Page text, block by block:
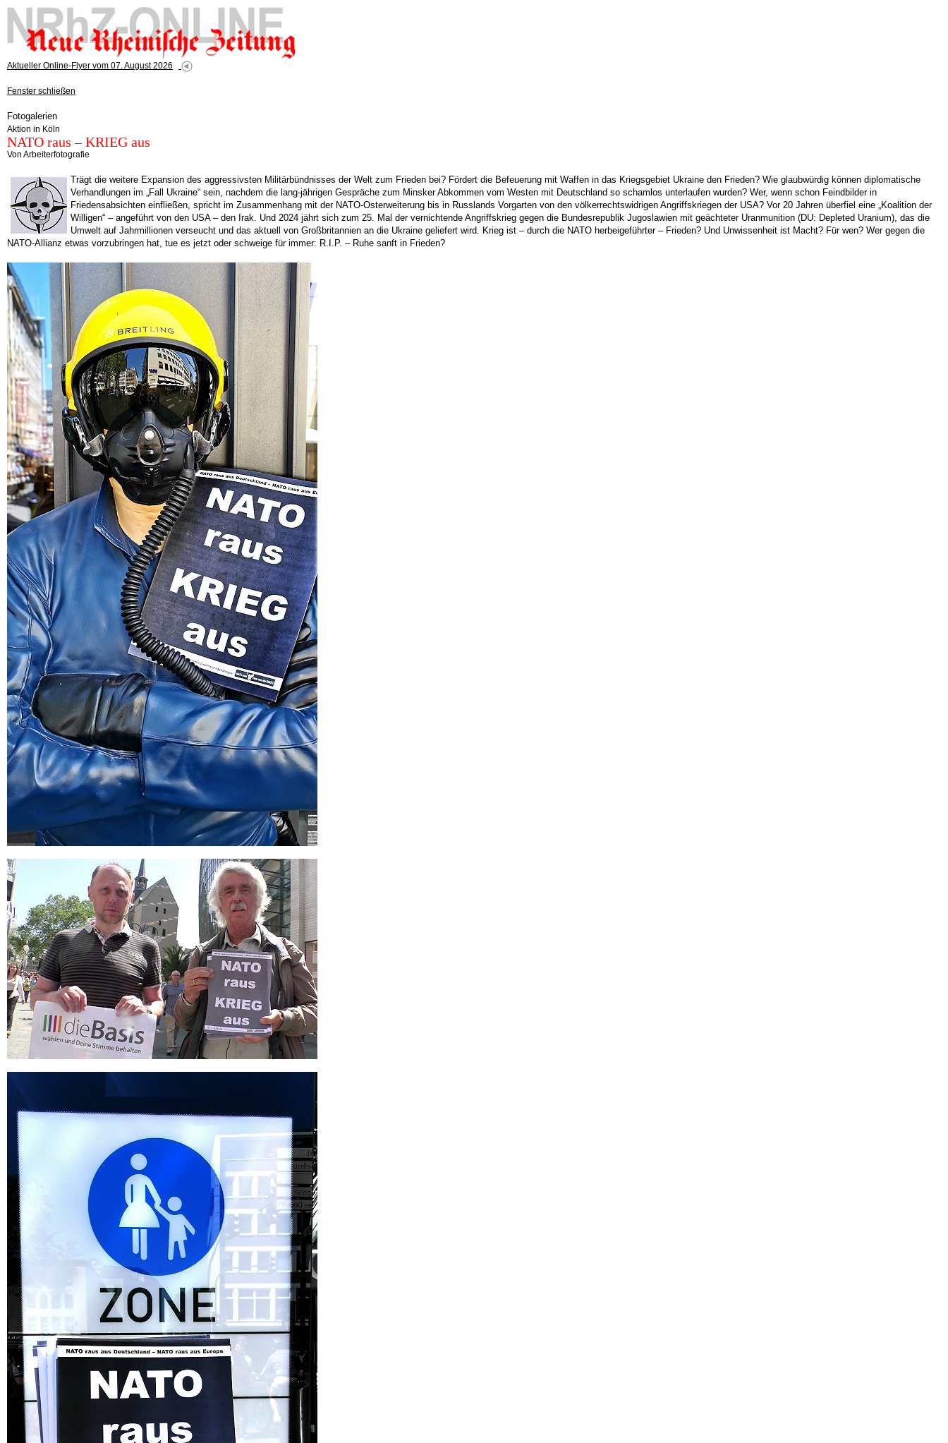
Aktueller Online-Flyer vom 07. August 2026
Fenster schließen
Fotogalerien
Aktion in Köln
NATO raus – KRIEG aus
Von Arbeiterfotografie
Trägt die weitere Expansion des aggressivsten Militärbündnisses der Welt zum Frieden bei? Fördert die Befeuerung mit Waffen in das Kriegsgebiet Ukraine den Frieden? Wie glaubwürdig können diplomatische
Verhandlungen im „Fall Ukraine“ sein, nachdem die lang-jährigen Gespräche zum Minsker Abkommen vom Westen mit Deutschland so schamlos unterlaufen wurden? Wer, wenn schon Feindbilder in
Friedensabsichten einfließen, spricht im Zusammenhang mit der NATO-Osterweiterung bis in Russlands Vorgarten von den völkerrechtswidrigen Angriffskriegen der USA? Vor 20 Jahren überfiel eine „Koalition der
Willigen“ – angeführt von den USA – den Irak. Und 2024 jährt sich zum 25. Mal der vernichtende Angriffskrieg gegen die Bundesrepublik Jugoslawien mit geächteter Uranmunition (DU: Depleted Uranium), das die
Umwelt auf Jahrmillionen verseucht und das aktuell von Großbritannien an die Ukraine geliefert wird. Krieg ist – durch die NATO herbeigeführter – Frieden? Und Unwissenheit ist Macht? Für wen? Wer gegen die
NATO-Allianz etwas vorzubringen hat, tue es jetzt oder schweige für immer: R.I.P. – Ruhe sanft in Frieden?